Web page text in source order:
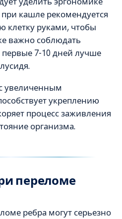
кашле рекомендуется
клетку руками, чтобы
важно соблюдать
7-10 дней лучше
увеличенным
укреплению
процесс заживления
организма.
переломе
ребра могут серьезно